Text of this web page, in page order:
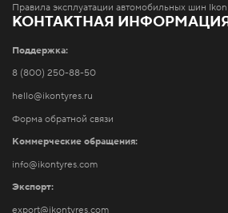
Правила эксплуатации автомобильных шин Ikon
КОНТАКТНАЯ
Поддержка:
8 (800) 250-88-50
hello@ikontyres.ru
Форма обратной связи
Коммерческие обращения:
info@ikontyres.com
Экспорт:
export@ikontyres.com